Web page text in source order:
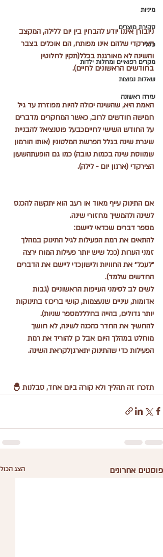
מיניות
סקירת מוצרים
כללי
מקרים רפואיים ומחלות ילדות
שאלות נפוצות
עזרה ראשונה
ניובורן איננו יודע להבחין בין יום ללילה, המקצב
הצירקדי שלהם אינו מפותח, הם אוכלים בצבר
והשינה לא מאורגנת בכלל(תקין לחלוטין
בחודשים הראשונים לחיים).
האמת היא, שהשינה יכולה להיות מפוזרת עד גיל
חמישה חודשים לרוב, כאשר המחקרים מדברים
על החודש השישי לחייםכבעל פוטנציאל להבניית
שיגרת שינה בגלל הפרשת המלטונין (אותו הורמון
שמווסת שינה בכמות טובה) כמו גם הופעתהשעון
הצירקדי (ארגון יום - לילה).
אם התינוק עייף מאוד או רעב הוא יתקשה להכנס
לשינה ולהמשיך מחזורי שינה.
מספר דברים שכדאי ליישם:
להתאים את רמת הפעילות לגיל התינוק במהלך
זמני הערות (ככל שיש יותר פעילות המוח ירצה
״לעכל״ את החוויות ולישוןכדי ליישם את הדברים
החדשים שלמד).
לשים לב לסימני העייפות הראשוניים (גבות
אדומות, עיניים שנעצמות, קושי בריכוז בתינוקות
יותר גדולים, בהייה בחלללמספר שניות).
להחשיך את החדר כהכנה לשינה, לא חושך
מוחלט במהלך היום אבל כן להוריד את רמת
הפעילות כדי שהתינוק יתארגןלקראת השינה.
תזכרו זה תהליך ולא קורה ביום אחד, סבלנות 🐣
פוסטים אחרונים הצג הכול